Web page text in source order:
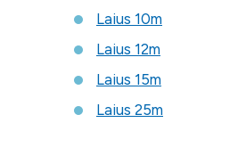
Laius 10m
Laius 12m
Laius 15m
Laius 25m